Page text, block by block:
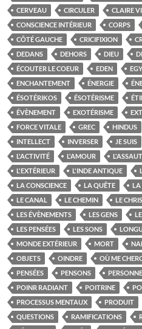
CERVEAU
CIRCULER CLAIRE
CONSCIENCE INTÉRIEUR
CORPS
CÔTÉ GAUCHE
CRICIFIXION
DEDANS
DEHORS DIEU
ÉCOUTER LE COEUR
EDEN
ENCHANTEMENT
ÉNERGIE
ÉSOTÉRIKOS
ÉSOTÉRISME
ÉVÈNEMENT
EXOTÉRISME
FORCE VITALE
GREC HINDUS
INTELLECT
INVERSER JE SUIS
L'ACTIVITÉ
L'AMOUR L'ASSAUT
L'EXTÉRIEUR
L'INDE ANTIQUE
LA CONSCIENCE
LA QUÊTE LA
LE CANAL
LE CHEMIN LE
LES ÉVÈNEMENTS
LES GENS
LES PENSÉES
LES SONS
MONDE EXTÉRIEUR
MORT
OBJETS
OINDRE OÙ ME
PENSÉES
PENSONS PERSONNE
POINR RADIANT
POITRINE
PROCESSUS MENTAUX
PRODUIT
QUESTIONS
RAMIFICATIONS